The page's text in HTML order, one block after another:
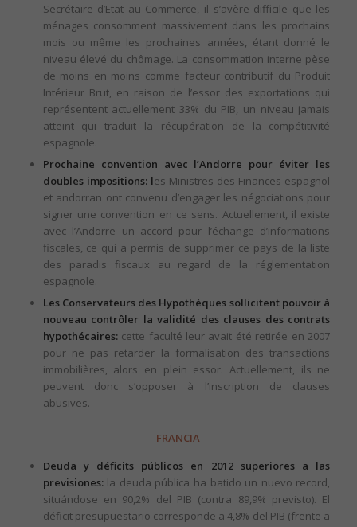
Secrétaire d’Etat au Commerce, il s’avère difficile que les
ménages consomment massivement dans les prochains
mois ou même les prochaines années, étant donné le
niveau élevé du chômage. La consommation interne pèse
de moins en moins comme facteur contributif du Produit
Intérieur Brut, en raison de l’essor des exportations qui
représentent actuellement 33% du PIB, un niveau jamais
atteint qui traduit la récupération de la compétitivité
espagnole.
Prochaine convention avec l’Andorre pour éviter les
doubles impositions: les Ministres des Finances espagnol
et andorran ont convenu d’engager les négociations pour
signer une convention en ce sens. Actuellement, il existe
avec l’Andorre un accord pour l’échange d’informations
fiscales, ce qui a permis de supprimer ce pays de la liste
des paradis fiscaux au regard de la réglementation
espagnole.
Les Conservateurs des Hypothèques sollicitent pouvoir à
nouveau contrôler la validité des clauses des contrats
hypothécaires:cette faculté leur avait été retirée en 2007
pour ne pas retarder la formalisation des transactions
immobilières, alors en plein essor. Actuellement, ils ne
peuvent donc s’opposer à l’inscription de clauses
abusives.
FRANCIA
Deuda y déficits públicos en 2012 superiores a las
previsiones:la deuda pública ha batido un nuevo record,
situándose en 90,2% del PIB (contra 89,9% previsto). El
déficit presupuestario corresponde a 4,8% del PIB (frente a